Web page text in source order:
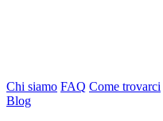
Chi siamo FAQ Come trovarci
Blog